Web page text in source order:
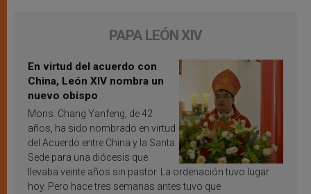
PAPA LEÓN XIV
En virtud del acuerdo con
China, León XIV nombra un
nuevo obispo
Mons. Chang Yanfeng, de 42
años, ha sido nombrado en virtud
del Acuerdo entre China y la Santa
Sede para una diócesis que
llevaba veinte años sin pastor. La ordenación tuvo lugar
hoy. Pero hace tres semanas antes tuvo que